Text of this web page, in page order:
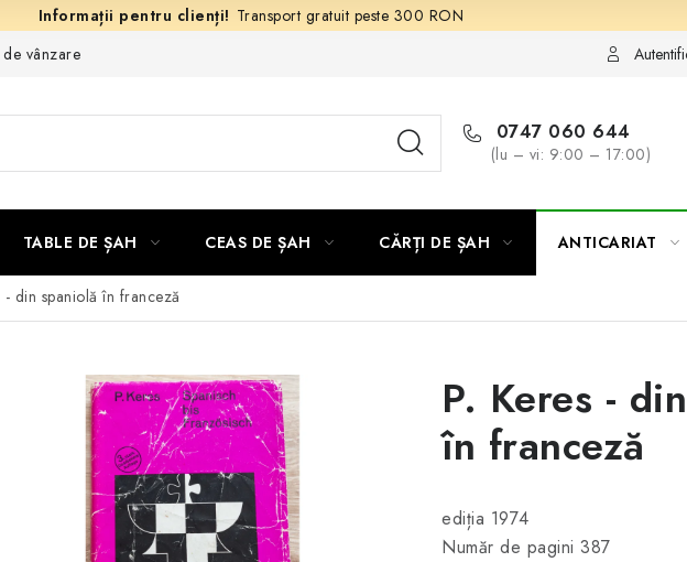
Transport gratuit peste 300 RON
vânzare
0747 060 644
(lu – vi: 9:00 – 17:00)
TABLE DE ȘAH CEAS DE ȘAH CĂRȚI DE ȘAH ANTICARIAT
- din spaniolă în franceză
P. Keres -
în franceză
ediția 1974
Număr de pagini 387